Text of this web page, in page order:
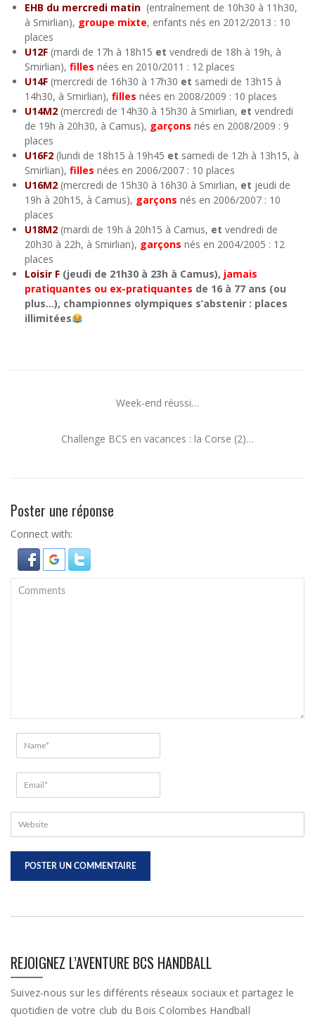
EHB du mercredi matin (entraînement de 10h30 à 11h30,
à Smirlian), groupe mixte, enfants nés en 2012/2013 : 10
places
U12F (mardi de 17h à 18h15 et vendredi de 18h à 19h, à
Smirlian), filles nées en 2010/2011 : 12 places
U14F (mercredi de 16h30 à 17h30 et samedi de 13h15 à
14h30, à Smirlian), filles nées en 2008/2009 : 10 places
U14M2 (mercredi de 14h30 à 15h30 à Smirlian, et vendredi
de 19h à 20h30, à Camus), garçons nés en 2008/2009 : 9
places
U16F2 (lundi de 18h15 à 19h45 et samedi de 12h à 13h15, à
Smirlian), filles nées en 2006/2007 : 10 places
U16M2 (mercredi de 15h30 à 16h30 à Smirlian, et jeudi de
19h à 20h15, à Camus), garçons nés en 2006/2007 : 10
places
U18M2 (mardi de 19h à 20h15 à Camus, et vendredi de
20h30 à 22h, à Smirlian), garçons nés en 2004/2005 : 12
places
Loisir F (jeudi de 21h30 à 23h à Camus), jamais
pratiquantes ou ex-pratiquantes de 16 à 77 ans (ou
plus…), championnes olympiques s’abstenir : places
illimitées
Week-end réussi…
Challenge BCS en vacances : la Corse (2)…
Poster une réponse
Connect with:
REJOIGNEZ L’AVENTURE BCS HANDBALL
Suivez-nous sur les différents réseaux sociaux et partagez le
quotidien de votre club du Bois Colombes Handball